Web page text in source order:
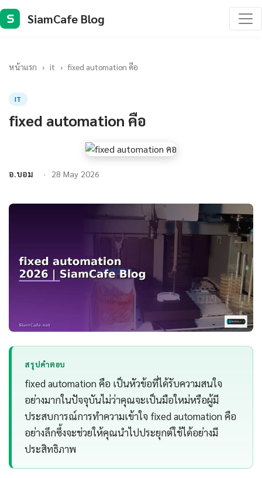
S SiamCafe Blog
หน้าแรก › it › fixed automation คือ
IT
fixed automation คือ
อ.บอม 28 May 2026
สรุปคำตอบ
fixed automation คือ เป็นหัวข้อที่ได้รับความสนใจ
อย่างมากในปัจจุบันไม่ว่าคุณจะเป็นมือใหม่หรือผู้มี
ประสบการณ์การทำความเข้าใจ fixed automation คือ
อย่างลึกซึ้งจะช่วยให้คุณนำไปประยุกต์ใช้ได้อย่างมี
ประสิทธิภาพ